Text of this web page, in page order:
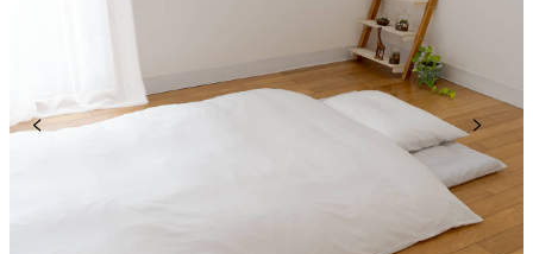
Previous Next